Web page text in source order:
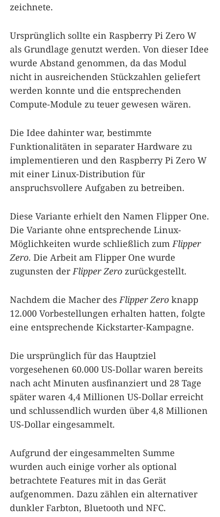
zeichnete.
Ursprünglich sollte ein Raspberry Pi Zero W
als Grundlage genutzt werden. Von dieser Idee
wurde Abstand genommen, da das Modul
nicht in ausreichenden Stückzahlen geliefert
werden konnte und die entsprechenden
Compute-Module zu teuer gewesen wären.
Die Idee dahinter war, bestimmte
Funktionalitäten in separater Hardware zu
implementieren und den Raspberry Pi Zero W
mit einer Linux-Distribution für
anspruchsvollere Aufgaben zu betreiben.
Diese Variante erhielt den Namen Flipper One.
Die Variante ohne entsprechende Linux-
Möglichkeiten wurde schließlich zumFlipper
Zero. Die Arbeit am Flipper One wurde
zugunsten derFlipper Zero zurückgestellt.
Nachdem die Macher desFlipper Zero knapp
12.000 Vorbestellungen erhalten hatten, folgte
eine entsprechende Kickstarter-Kampagne.
Die ursprünglich für das Hauptziel
vorgesehenen 60.000 US-Dollar waren bereits
nach acht Minuten ausfinanziert und 28 Tage
später waren 4,4 Millionen US-Dollar erreicht
und schlussendlich wurden über 4,8 Millionen
US-Dollar eingesammelt.
Aufgrund der eingesammelten Summe
wurden auch einige vorher als optional
betrachtete Features mit in das Gerät
aufgenommen. Dazu zählen ein alternativer
dunkler Farbton, Bluetooth und NFC.